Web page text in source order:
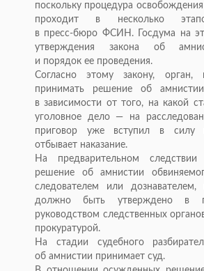
поскольку процедура
проходит в
несколько
в пресс-бюро ФСИН. Госдума на
утверждения закона об
и порядок ее проведения.
Согласно этому закону, орган,
принимать решение об
в зависимости от того, на какой
уголовное дело
— на
приговор уже вступил в
силу
отбывает наказание.
На
предварительном
решение об
амнистии
следователем или дознавателем,
должно быть утверждено в
руководством следственных
прокуратурой.
На
стадии судебного
об амнистии принимает суд.